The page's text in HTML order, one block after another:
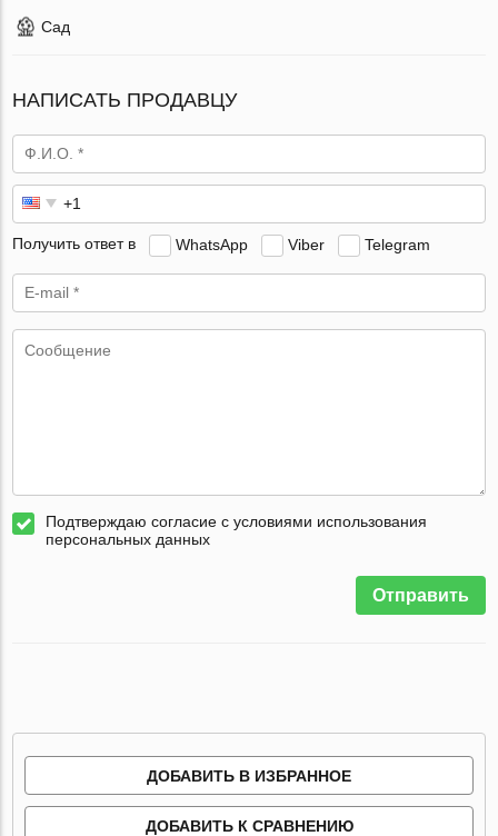
Сад
НАПИСАТЬ ПРОДАВЦУ
Получить ответ в WhatsApp Viber Telegram
Подтверждаю согласие с условиями использования
персональных данных
Отправить
ДОБАВИТЬ В ИЗБРАННОЕ
ДОБАВИТЬ К СРАВНЕНИЮ